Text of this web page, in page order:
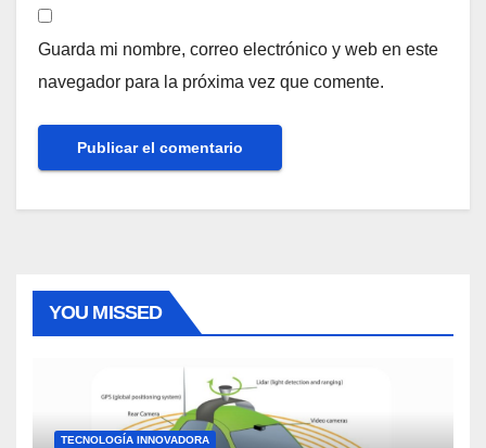
Guarda mi nombre, correo electrónico y web en este
navegador para la próxima vez que comente.
YOU MISSED
TECNOLOGÍA INNOVADORA